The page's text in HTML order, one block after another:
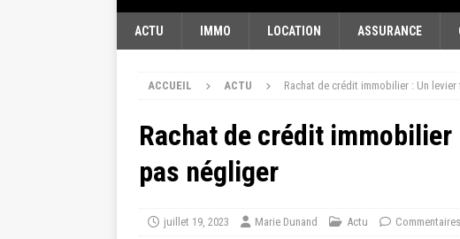
ACTU IMMO LOCATION ASSURANCE
ACCUEIL ACTU Rachat de crédit immobilier : Un
Rachat de crédit
pas négliger
juillet 19, 2023 Marie Dunand Actu